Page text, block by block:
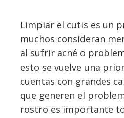
Limpiar el cutis es un
muchos consideran
al sufrir acné o
esto se vuelve una
cuentas con grandes
que generen el
rostro es importante